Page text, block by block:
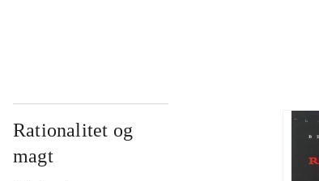
Rationalitet og
magt